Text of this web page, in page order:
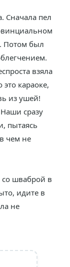
Сначала пел
Потом был
взяла
караоке,
из ушей!
сразу
пытаясь
чем не
шваброй в
идите в
не